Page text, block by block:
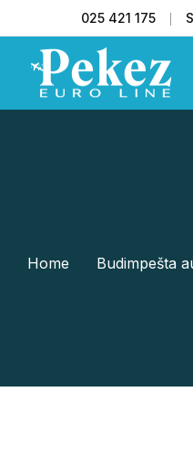
025 421 175
Home Budimpešta